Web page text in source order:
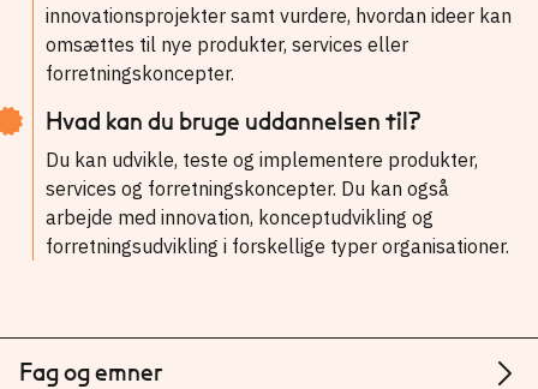
innovationsprojekter samt vurdere, hvordan ideer kan
omsættes til nye produkter, services eller
forretningskoncepter.
Hvad kan du bruge uddannelsen til?
Du kan udvikle, teste og implementere produkter,
services og forretningskoncepter. Du kan også
arbejde med innovation, konceptudvikling og
forretningsudvikling i forskellige typer organisationer.
Fag og emner